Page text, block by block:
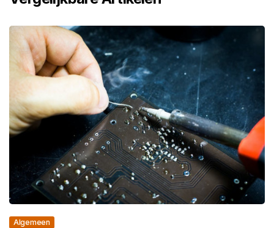
Algemeen